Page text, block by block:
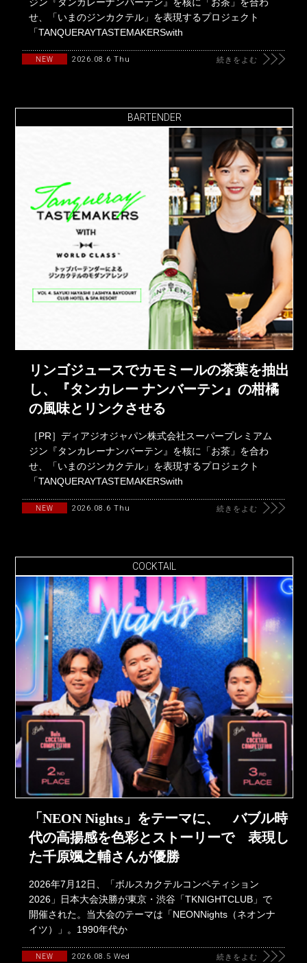
せ、「いまのジンカクテル」を表現するプロジェクト
「TANQUERAYTASTEMAKERSwith
NEW 2026.08.6 Thu 続きをよむ
BARTENDER
リンゴジュースでカモミールの茶葉を抽出
し、『タンカレー ナンバーテン』の柑橘
の風味とリンクさせる
［PR］ディアジオジャパン株式会社スーパープレミアム
ジン『タンカレーナンバーテン』を核に「お茶」を合わ
せ、「いまのジンカクテル」を表現するプロジェクト
「TANQUERAYTASTEMAKERSwith
NEW 2026.08.6 Thu 続きをよむ
COCKTAIL
「NEON Nights」をテーマに、 バブル時
代の高揚感を色彩とストーリーで 表現し
た千原颯之輔さんが優勝
2026年7月12日、「ボルスカクテルコンペティション
2026」日本大会決勝が東京・渋谷「TKNIGHTCLUB」で
開催された。当大会のテーマは「NEONNights（ネオンナ
イツ）」。1990年代か
NEW 2026.08.5 Wed 続きをよむ